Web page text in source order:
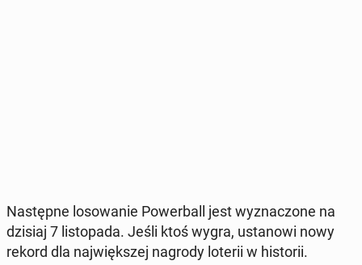
Na­stęp­ne lo­so­wa­nie Po­wer­ball jest wy­zna­czo­ne na
dzisiaj 7 li­sto­pa­da. Jeśli ktoś wygra, usta­no­wi nowy
rekord dla naj­więk­szej nagrody loterii w hi­sto­rii.